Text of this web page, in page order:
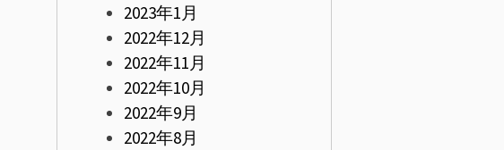
2023年1月
2022年12月
2022年11月
2022年10月
2022年9月
2022年8月